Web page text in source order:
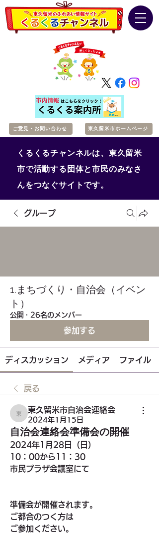
ご意見・お問い合わせ 東久留米市ホームページ
くるくるチャンネルは、東久留米
市で活動する団体と市民のみなさ
んをつなぐサイトです。
グループ
1.まちづくり・自治会（イベン
ト）
公開 · 26名のメンバー
参加する
ディスカッション メディア ファイル
戻る
東久留米市自治会連絡会
東久留米市自治会連絡会
2024年1月15日
自治会連絡会準備会の開催
2024年1月28日（日）
10：00から11：30
市民プラザ会議室にて
準備会が開催されます。
ご都合のつく方は
ご参加ください。